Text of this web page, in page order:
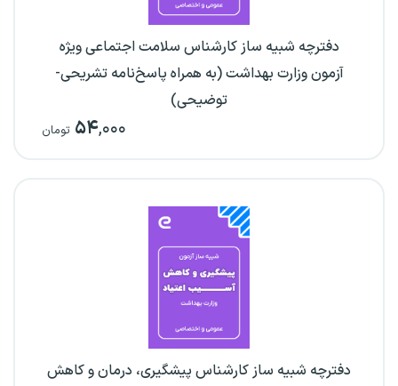
دفترچه شبیه ساز کارشناس سلامت اجتماعی ویژه
آزمون وزارت بهداشت (به همراه پاسخ‌نامه تشریحی-
توضیحی)
۵۴,۰۰۰ تومان
دفترچه شبیه ساز کارشناس پیشگیری، درمان و کاهش